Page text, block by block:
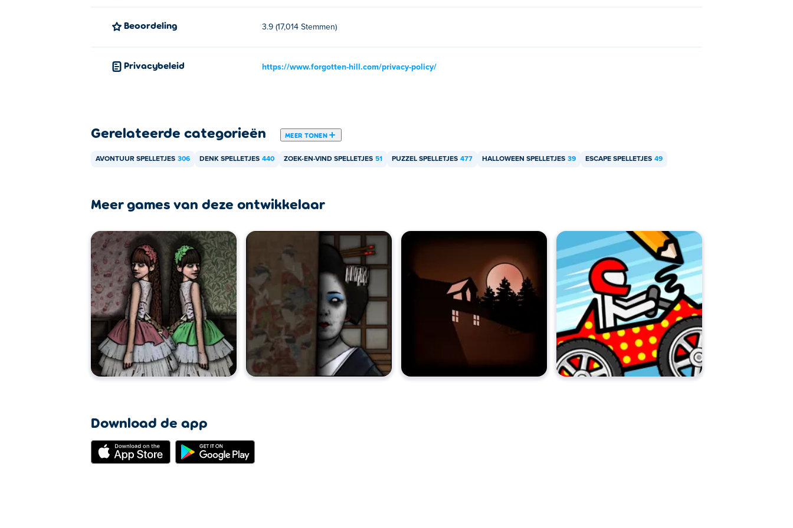
Beoordeling 3.9 (17,014 Stemmen)
Privacybeleid https://www.forgotten-hill.com/privacy-policy/
Gerelateerde categorieën MEER TONEN
AVONTUUR SPELLETJES 306 DENK SPELLETJES 440 ZOEK-EN-VIND SPELLETJES 51 PUZZEL SPELLETJES 477 HALLOWEEN SPELLETJES 39 ESCAPE SPELLETJES 49
Meer games van deze ontwikkelaar
Download de app